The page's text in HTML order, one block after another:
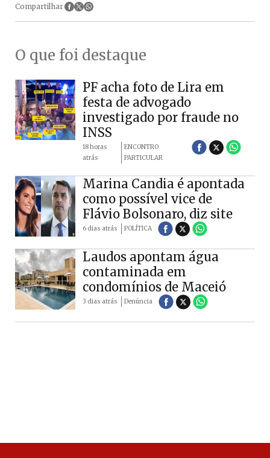
Compartilhar
O que foi destaque
PF acha foto de Lira em
festa de advogado
investigado por fraude no
INSS
18 horas
atrás
ENCONTRO
PARTICULAR
Marina Candia é apontada
como possível vice de
Flávio Bolsonaro, diz site
6 dias atrás POLÍTICA
Laudos apontam água
contaminada em
condomínios de Maceió
3 dias atrás Denúncia